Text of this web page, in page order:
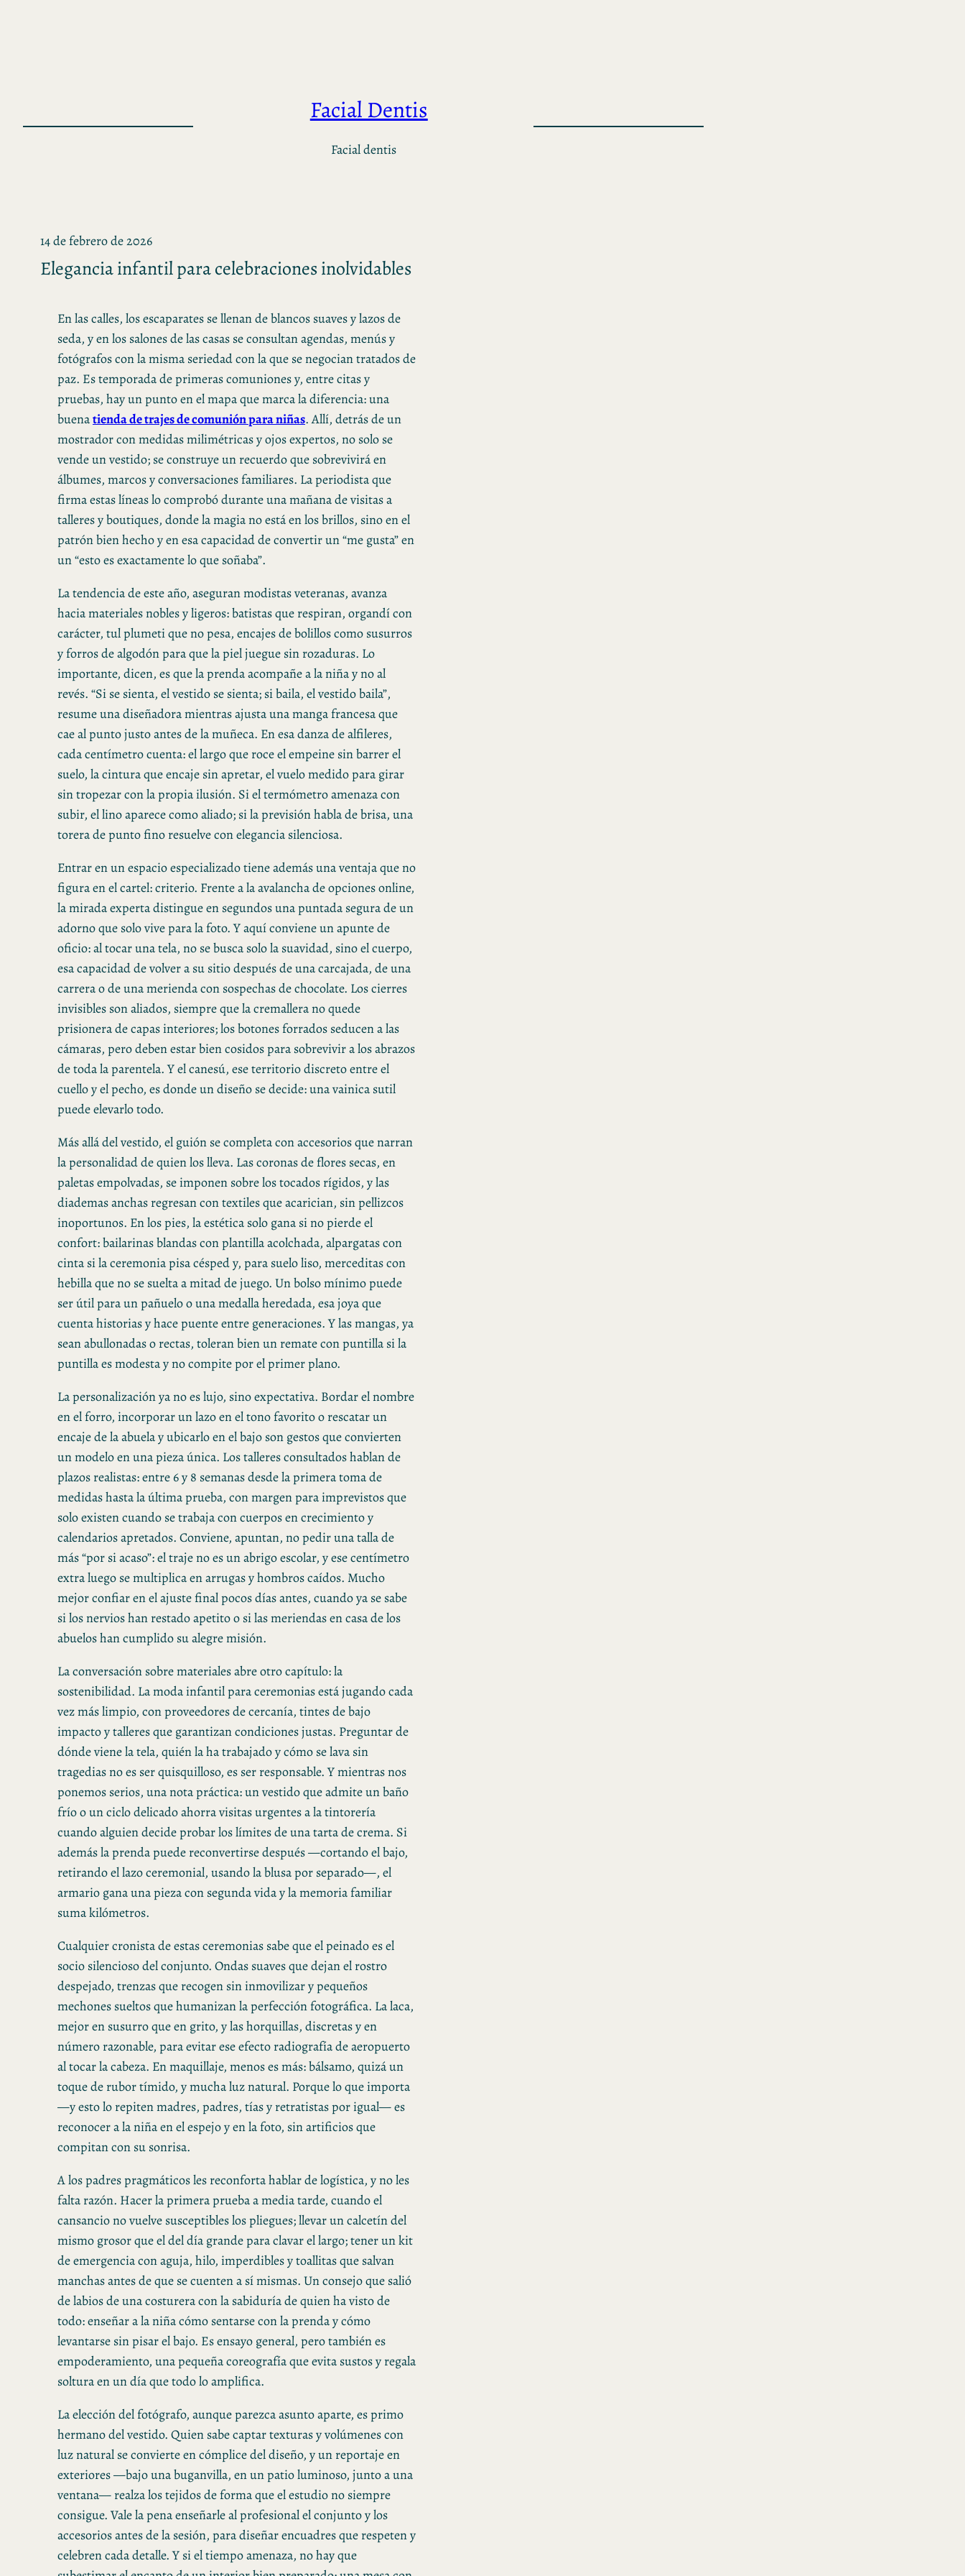
Facial Dentis
Facial dentis
14 de febrero de 2026
Elegancia infantil para celebraciones inolvidables
En las calles, los escaparates se llenan de blancos suaves y lazos de
seda, y en los salones de las casas se consultan agendas, menús y
fotógrafos con la misma seriedad con la que se negocian tratados de
paz. Es temporada de primeras comuniones y, entre citas y
pruebas, hay un punto en el mapa que marca la diferencia: una
buenatienda de trajes de comunión para niñas. Allí, detrás de un
mostrador con medidas milimétricas y ojos expertos, no solo se
vende un vestido; se construye un recuerdo que sobrevivirá en
álbumes, marcos y conversaciones familiares. La periodista que
firma estas líneas lo comprobó durante una mañana de visitas a
talleres y boutiques, donde la magia no está en los brillos, sino en el
patrón bien hecho y en esa capacidad de convertir un “me gusta” en
un “esto es exactamente lo que soñaba”.
La tendencia de este año, aseguran modistas veteranas, avanza
hacia materiales nobles y ligeros: batistas que respiran, organdí con
carácter, tul plumeti que no pesa, encajes de bolillos como susurros
y forros de algodón para que la piel juegue sin rozaduras. Lo
importante, dicen, es que la prenda acompañe a la niña y no al
revés. “Si se sienta, el vestido se sienta; si baila, el vestido baila”,
resume una diseñadora mientras ajusta una manga francesa que
cae al punto justo antes de la muñeca. En esa danza de alfileres,
cada centímetro cuenta: el largo que roce el empeine sin barrer el
suelo, la cintura que encaje sin apretar, el vuelo medido para girar
sin tropezar con la propia ilusión. Si el termómetro amenaza con
subir, el lino aparece como aliado; si la previsión habla de brisa, una
torera de punto fino resuelve con elegancia silenciosa.
Entrar en un espacio especializado tiene además una ventaja que no
figura en el cartel: criterio. Frente a la avalancha de opciones online,
la mirada experta distingue en segundos una puntada segura de un
adorno que solo vive para la foto. Y aquí conviene un apunte de
oficio: al tocar una tela, no se busca solo la suavidad, sino el cuerpo,
esa capacidad de volver a su sitio después de una carcajada, de una
carrera o de una merienda con sospechas de chocolate. Los cierres
invisibles son aliados, siempre que la cremallera no quede
prisionera de capas interiores; los botones forrados seducen a las
cámaras, pero deben estar bien cosidos para sobrevivir a los abrazos
de toda la parentela. Y el canesú, ese territorio discreto entre el
cuello y el pecho, es donde un diseño se decide: una vainica sutil
puede elevarlo todo.
Más allá del vestido, el guión se completa con accesorios que narran
la personalidad de quien los lleva. Las coronas de flores secas, en
paletas empolvadas, se imponen sobre los tocados rígidos, y las
diademas anchas regresan con textiles que acarician, sin pellizcos
inoportunos. En los pies, la estética solo gana si no pierde el
confort: bailarinas blandas con plantilla acolchada, alpargatas con
cinta si la ceremonia pisa césped y, para suelo liso, merceditas con
hebilla que no se suelta a mitad de juego. Un bolso mínimo puede
ser útil para un pañuelo o una medalla heredada, esa joya que
cuenta historias y hace puente entre generaciones. Y las mangas, ya
sean abullonadas o rectas, toleran bien un remate con puntilla si la
puntilla es modesta y no compite por el primer plano.
La personalización ya no es lujo, sino expectativa. Bordar el nombre
en el forro, incorporar un lazo en el tono favorito o rescatar un
encaje de la abuela y ubicarlo en el bajo son gestos que convierten
un modelo en una pieza única. Los talleres consultados hablan de
plazos realistas: entre 6 y 8 semanas desde la primera toma de
medidas hasta la última prueba, con margen para imprevistos que
solo existen cuando se trabaja con cuerpos en crecimiento y
calendarios apretados. Conviene, apuntan, no pedir una talla de
más “por si acaso”: el traje no es un abrigo escolar, y ese centímetro
extra luego se multiplica en arrugas y hombros caídos. Mucho
mejor confiar en el ajuste final pocos días antes, cuando ya se sabe
si los nervios han restado apetito o si las meriendas en casa de los
abuelos han cumplido su alegre misión.
La conversación sobre materiales abre otro capítulo: la
sostenibilidad. La moda infantil para ceremonias está jugando cada
vez más limpio, con proveedores de cercanía, tintes de bajo
impacto y talleres que garantizan condiciones justas. Preguntar de
dónde viene la tela, quién la ha trabajado y cómo se lava sin
tragedias no es ser quisquilloso, es ser responsable. Y mientras nos
ponemos serios, una nota práctica: un vestido que admite un baño
frío o un ciclo delicado ahorra visitas urgentes a la tintorería
cuando alguien decide probar los límites de una tarta de crema. Si
además la prenda puede reconvertirse después —cortando el bajo,
retirando el lazo ceremonial, usando la blusa por separado—, el
armario gana una pieza con segunda vida y la memoria familiar
suma kilómetros.
Cualquier cronista de estas ceremonias sabe que el peinado es el
socio silencioso del conjunto. Ondas suaves que dejan el rostro
despejado, trenzas que recogen sin inmovilizar y pequeños
mechones sueltos que humanizan la perfección fotográfica. La laca,
mejor en susurro que en grito, y las horquillas, discretas y en
número razonable, para evitar ese efecto radiografía de aeropuerto
al tocar la cabeza. En maquillaje, menos es más: bálsamo, quizá un
toque de rubor tímido, y mucha luz natural. Porque lo que importa
—y esto lo repiten madres, padres, tías y retratistas por igual— es
reconocer a la niña en el espejo y en la foto, sin artificios que
compitan con su sonrisa.
A los padres pragmáticos les reconforta hablar de logística, y no les
falta razón. Hacer la primera prueba a media tarde, cuando el
cansancio no vuelve susceptibles los pliegues; llevar un calcetín del
mismo grosor que el del día grande para clavar el largo; tener un kit
de emergencia con aguja, hilo, imperdibles y toallitas que salvan
manchas antes de que se cuenten a sí mismas. Un consejo que salió
de labios de una costurera con la sabiduría de quien ha visto de
todo: enseñar a la niña cómo sentarse con la prenda y cómo
levantarse sin pisar el bajo. Es ensayo general, pero también es
empoderamiento, una pequeña coreografía que evita sustos y regala
soltura en un día que todo lo amplifica.
La elección del fotógrafo, aunque parezca asunto aparte, es primo
hermano del vestido. Quien sabe captar texturas y volúmenes con
luz natural se convierte en cómplice del diseño, y un reportaje en
exteriores —bajo una buganvilla, en un patio luminoso, junto a una
ventana— realza los tejidos de forma que el estudio no siempre
consigue. Vale la pena enseñarle al profesional el conjunto y los
accesorios antes de la sesión, para diseñar encuadres que respeten y
celebren cada detalle. Y si el tiempo amenaza, no hay que